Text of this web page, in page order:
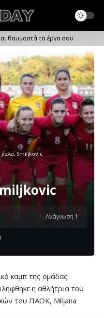
θαυμαστά τα έργα σου
καλεί Smiljkovic
Ανάγνωση 1'
καμπ της ομάδας
η αθλήτρια του
του ΠΑΟΚ, Miljana